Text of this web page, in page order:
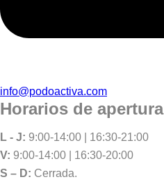
info@podoactiva.com
Horarios de apertura
L - J: 9:00-14:00 | 16:30-21:00
V: 9:00-14:00 | 16:30-20:00
S – D: Cerrada.